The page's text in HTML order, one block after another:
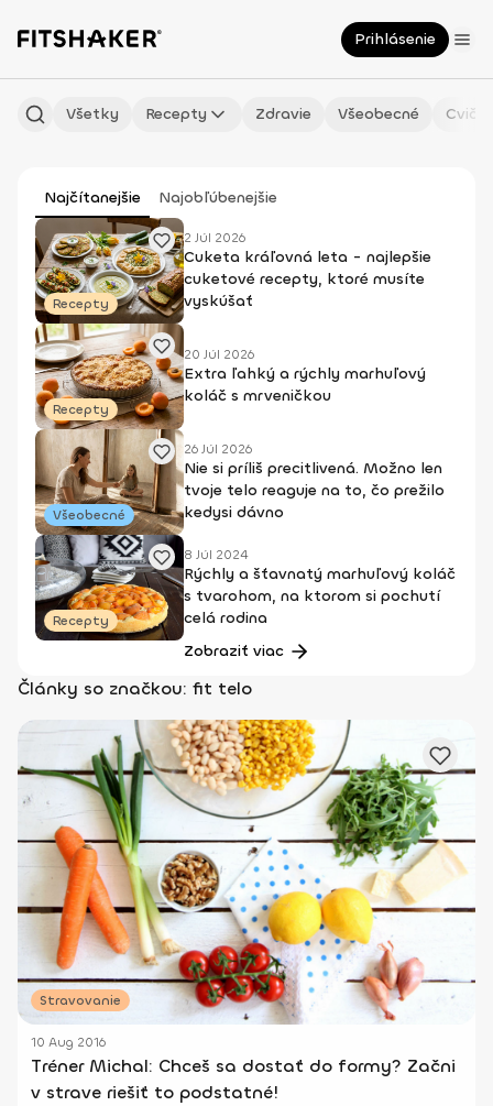
Prihlásenie
Všetky Recepty Zdravie Všeobecné
Najčítanejšie Najobľúbenejšie
Recepty
2 Júl 2026
Cuketa kráľovná leta - najlepšie
cuketové recepty, ktoré musíte
vyskúšať
Recepty
20 Júl 2026
Extra ľahký a rýchly marhuľový
koláč s mrveničkou
Všeobecné
26 Júl 2026
Nie si príliš precitlivená. Možno len
tvoje telo reaguje na to, čo prežilo
kedysi dávno
Recepty
8 Júl 2024
Rýchly a šťavnatý marhuľový koláč
s tvarohom, na ktorom si pochutí
celá rodina
Zobraziť viac
Články so značkou: fit telo
Stravovanie
10 Aug 2016
Tréner Michal: Chceš sa dostať do formy? Začni
v strave riešiť to podstatné!